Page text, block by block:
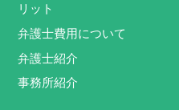
リット
弁護士費用について
弁護士紹介
事務所紹介